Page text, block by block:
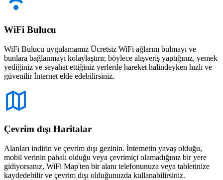
WiFi Bulucu
WiFi Bulucu uygulamamız Ücretsiz WiFi ağlarını bulmayı ve
bunlara bağlanmayı kolaylaştırır, böylece alışveriş yaptığınız, yemek
yediğiniz ve seyahat ettiğiniz yerlerde hareket halindeyken hızlı ve
güvenilir İnternet elde edebilirsiniz.
Çevrim dışı Haritalar
Alanları indirin ve çevrim dışı gezinin. İnternetin yavaş olduğu,
mobil verinin pahalı olduğu veya çevrimiçi olamadığınız bir yere
gidiyorsanız, WiFi Map'ten bir alanı telefonunuza veya tabletinize
kaydedebilir ve çevrim dışı olduğunuzda kullanabilirsiniz.